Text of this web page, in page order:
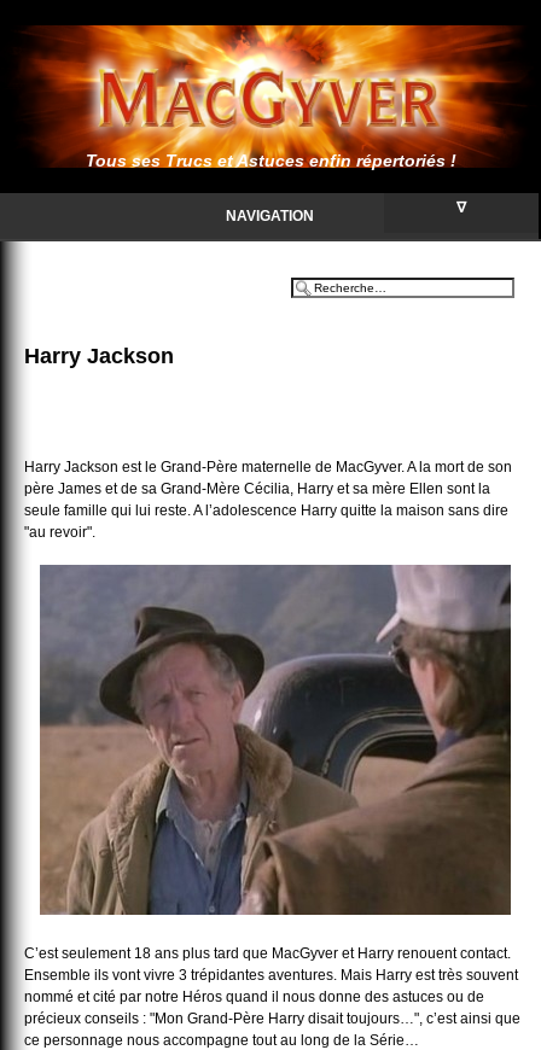
Tous ses Trucs et Astuces enfin répertoriés !
NAVIGATION ∇
Harry Jackson
Harry Jackson est le Grand-Père maternelle de MacGyver. A la mort de son
père James et de sa Grand-Mère Cécilia, Harry et sa mère Ellen sont la
seule famille qui lui reste. A l’adolescence Harry quitte la maison sans dire
"au revoir".
C’est seulement 18 ans plus tard que MacGyver et Harry renouent contact.
Ensemble ils vont vivre 3 trépidantes aventures. Mais Harry est très souvent
nommé et cité par notre Héros quand il nous donne des astuces ou de
précieux conseils : "Mon Grand-Père Harry disait toujours…", c’est ainsi que
ce personnage nous accompagne tout au long de la Série…